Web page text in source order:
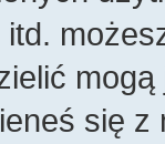
itd.
się z